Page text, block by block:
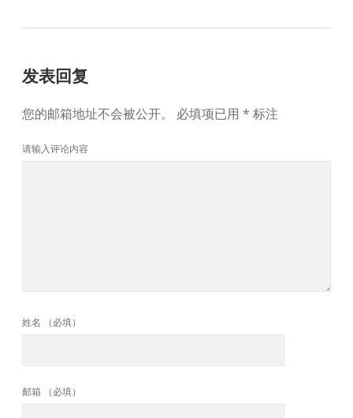
发表回复
您的邮箱地址不会被公开。 必填项已用 * 标注
请输入评论内容
姓名 （必填）
邮箱 （必填）